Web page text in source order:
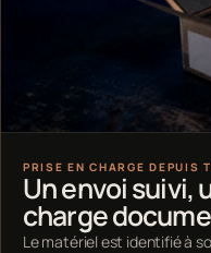
PRISE EN CHARGE DEPUIS
Un envoi suivi,
charge
Le matériel est identifié à